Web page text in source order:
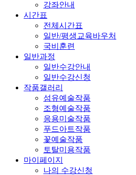
강좌안내
시간표
전체시간표
일반/평생교육바우처
국비훈련
일반과정
일반수강안내
일반수강신청
작품갤러리
섬유예술작품
조형예술작품
응용미술작품
푸드아트작품
꽃예술작품
토탈미용작품
마이페이지
나의 수강신청